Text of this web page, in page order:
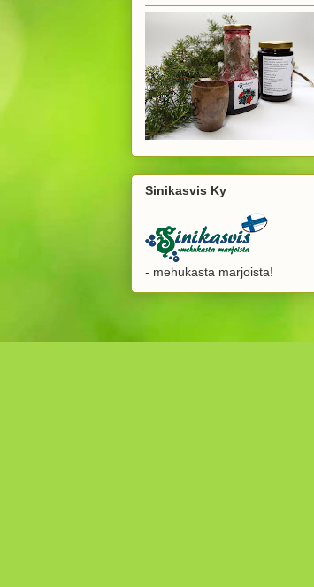
Sinikasvis Ky
- mehukasta marjoista!